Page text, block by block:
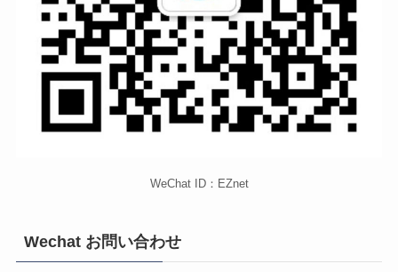
WeChat ID：EZnet
Wechat お問い合わせ